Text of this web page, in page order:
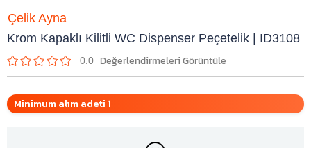
Krom Kapaklı Kilitli WC Dispenser Peçetelik | ID3108
0.0
Çelik Ayna
Minimum alım adeti 1